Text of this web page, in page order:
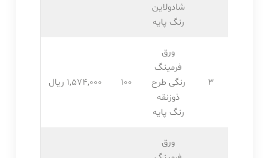
شادولاین
رنگ پایه
3
ورق
فرمینگ
رنگی طرح
ذوزنقه
رنگ پایه
100 1,574,۰۰۰ ریال
ورق